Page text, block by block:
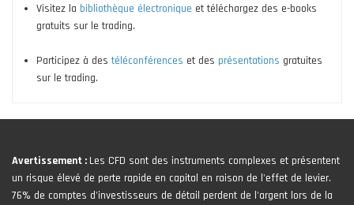
Visitez la bibliothèque électronique et téléchargez des e-books
gratuits sur le trading.
Participez à destéléconférences et des présentations gratuites
sur le trading.
Avertissement : Les CFD sont des instruments complexes et présentent
un risque élevé de perte rapide en capital en raison de l'effet de levier.
76% de comptes d'investisseurs de détail perdent de l'argent lors de la